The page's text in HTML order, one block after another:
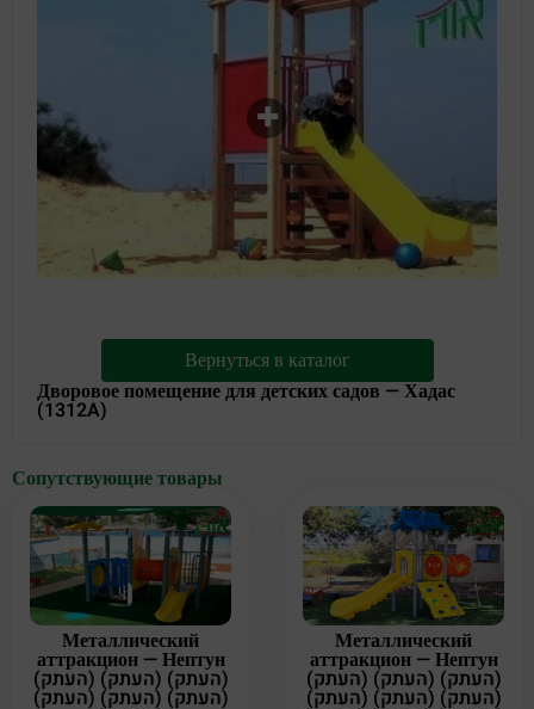
Вернуться в каталог
Дворовое помещение для детских садов — Хадас
(1312A)
Сопутствующие товары
Металлический
аттракцион — Нептун
(העתק) (העתק) (העתק)
(העתק) (העתק) (העתק)
Металлический
аттракцион — Нептун
(העתק) (העתק) (העתק)
(העתק) (העתק) (העתק)